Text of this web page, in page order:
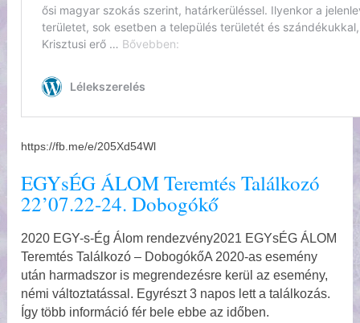
https://fb.me/e/205Xd54Wl
EGYsÉG ÁLOM Teremtés Találkozó
22’07.22-24. Dobogókő
2020 EGY-s-Ég Álom rendezvény2021 EGYsÉG ÁLOM
Teremtés Találkozó – DobogókőA 2020-as esemény
után harmadszor is megrendezésre kerül az esemény,
némi változtatással. Egyrészt 3 napos lett a találkozás.
Így több információ fér bele ebbe az időben.